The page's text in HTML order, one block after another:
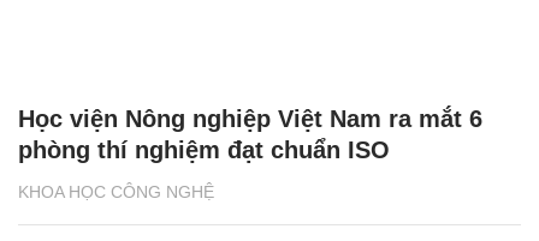
KHOA HỌC CÔNG NGHỆ
Học viện Nông nghiệp Việt Nam ra mắt 6
phòng thí nghiệm đạt chuẩn ISO